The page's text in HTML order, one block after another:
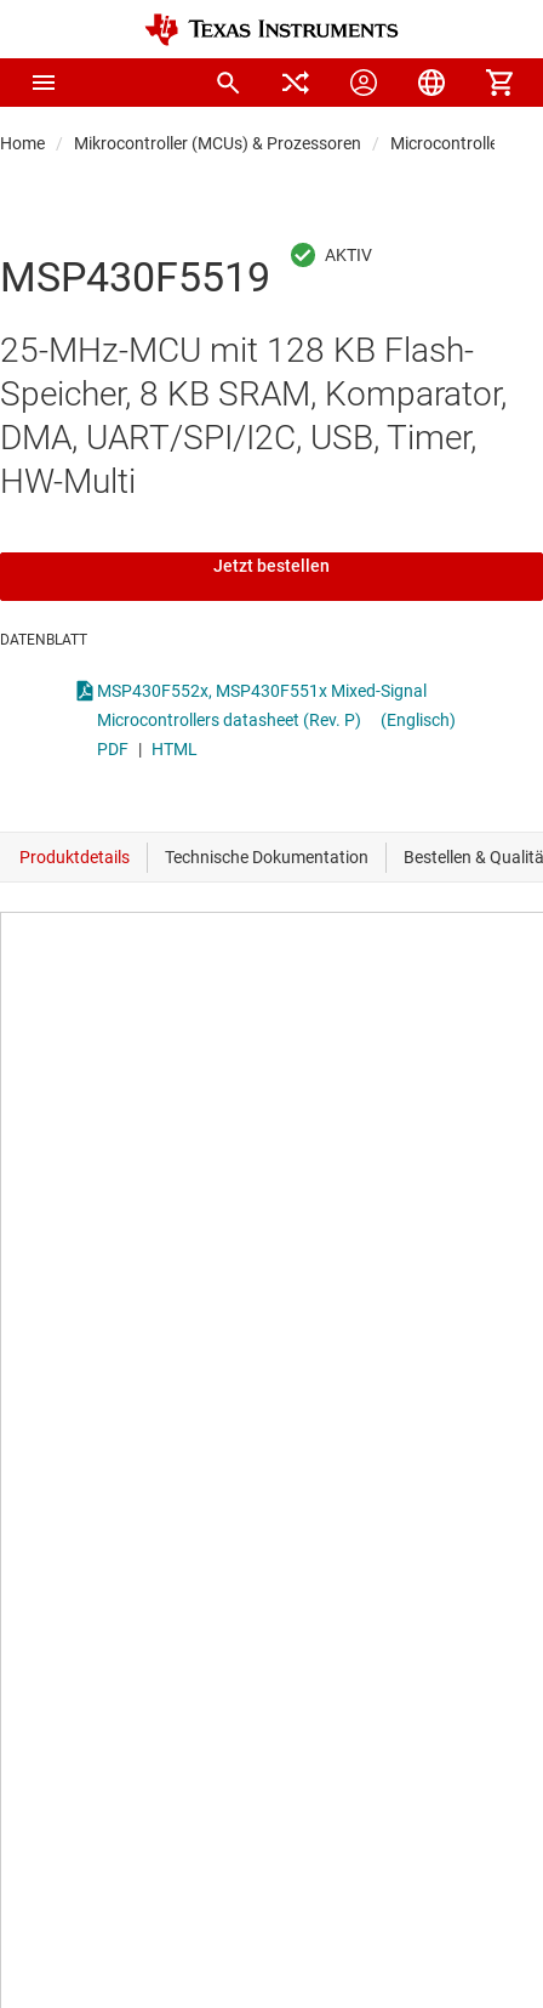
Home Mikrocontroller (MCUs) & Prozessoren Microcontrollers
MSP430F5519
25-MHz-MCU mit 128 KB Flash-
Speicher, 8 KB SRAM, Komparator,
DMA, UART/SPI/I2C, USB, Timer,
HW-Multi
Jetzt bestellen
DATENBLATT
MSP430F552x, MSP430F551x Mixed-Signal
Microcontrollers datasheet (Rev. P)
(Englisch)
PDF | HTML